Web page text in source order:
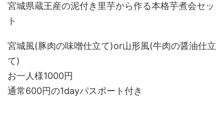
宮城県蔵王産の泥付き里芋から作る本格芋煮会セッ
ト
宮城風(豚肉の味噌仕立て)or山形風(牛肉の醤油仕立
て)
お一人様1000円
通常600円の1dayパスポート付き